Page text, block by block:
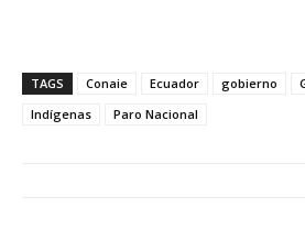
TAGS Conaie Ecuador gobierno
Indígenas
Paro Nacional